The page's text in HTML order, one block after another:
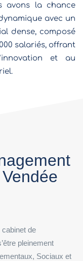
avons la chance
avec un
dense, composé
salariés, offrant
et au
de
pleinement
Sociaux et